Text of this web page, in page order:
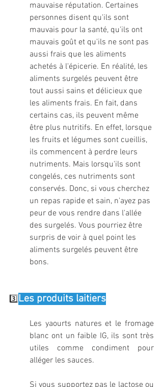
mauvaise réputation. Certaines
personnes disent qu'ils sont
mauvais pour la santé, qu'ils ont
mauvais goût et qu'ils ne sont pas
aussi frais que les aliments
achetés à l'épicerie. En réalité, les
aliments surgelés peuvent être
tout aussi sains et délicieux que
les aliments frais. En fait, dans
certains cas, ils peuvent même
être plus nutritifs. En effet, lorsque
les fruits et légumes sont cueillis,
ils commencent à perdre leurs
nutriments. Mais lorsqu'ils sont
congelés, ces nutriments sont
conservés. Donc, si vous cherchez
un repas rapide et sain, n'ayez pas
peur de vous rendre dans l'allée
des surgelés. Vous pourriez être
surpris de voir à quel point les
aliments surgelés peuvent être
bons.
3️⃣Les produits laitiers
Les yaourts natures et le fromage
blanc ont un faible IG, ils sont très
utiles comme condiment pour
alléger les sauces.
Si vous supportez pas le lactose ou